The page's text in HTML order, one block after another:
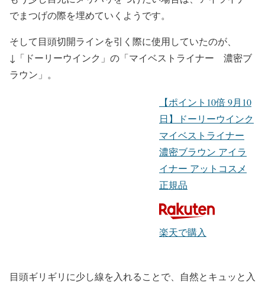
でまつげの際を埋めていくようです。
そして目頭切開ラインを引く際に使用していたのが、
↓
「ドーリーウインク」の「マイベストライナー 濃密ブ
ラウン」 。
【ポイント10倍 9月10
日】ドーリーウインク
マイベストライナー
濃密ブラウン アイラ
イナー アットコスメ
正規品
楽天で購入
目頭ギリギリに少し線を入れることで、自然とキュッと入